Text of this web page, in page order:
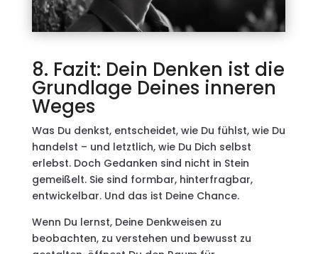
8. Fazit: Dein Denken ist die
Grundlage Deines inneren
Weges
Was Du denkst, entscheidet, wie Du fühlst, wie Du
handelst – und letztlich, wie Du Dich selbst
erlebst. Doch Gedanken sind nicht in Stein
gemeißelt. Sie sind formbar, hinterfragbar,
entwickelbar. Und das ist Deine Chance.
Wenn Du lernst, Deine Denkweisen zu
beobachten, zu verstehen und bewusst zu